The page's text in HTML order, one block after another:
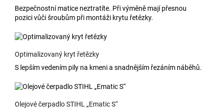
Bezpečnostní matice neztratíte. Při výměně mají přesnou
pozici vůči šroubům při montáži krytu řetězky.
Optimalizovaný kryt řetězky
S lepším vedením pily na kmeni a snadnějším řezáním náběhů.
Olejové čerpadlo STIHL „Ematic S“